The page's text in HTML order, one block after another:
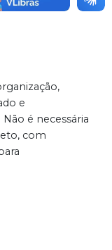
e
é necessária
com